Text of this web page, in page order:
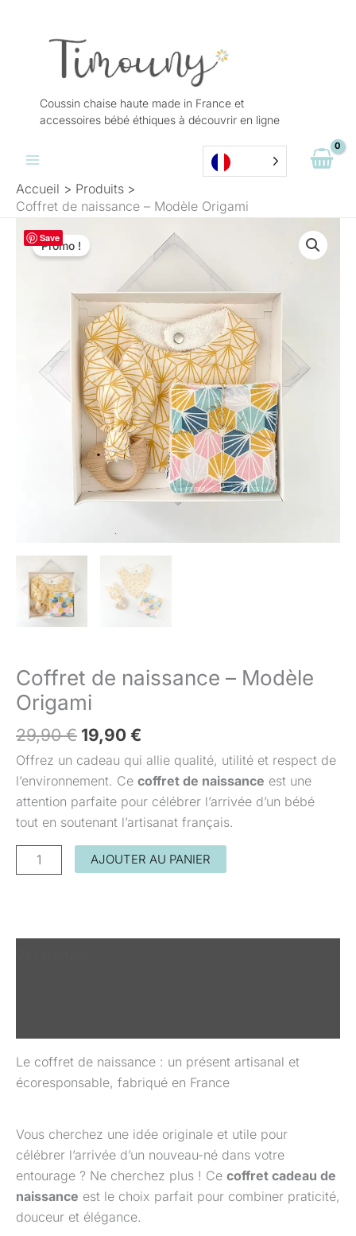
Coussin chaise haute made in France et
accessoires bébé éthiques à découvrir en ligne
Accueil
Produits
Coffret de naissance – Modèle Origami
Promo !
Save
Coffret de naissance – Modèle
Origami
29,90€
prix
était :
29,90 €.
19,90 €
prix
actuel
est :
19,90 €.
Offrez un cadeau qui allie qualité, utilité et respect de
l’environnement. Ce coffret de naissance est une
attention parfaite pour célébrer l’arrivée d’un bébé
tout en soutenant l’artisanat français.
quantité
de
Modèle
Origami
AJOUTER AU PANIER
Le coffret de naissance : un présent artisanal et
écoresponsable, fabriqué en France
Vous cherchez une idée originale et utile pour
célébrer l’arrivée d’un nouveau-né dans votre
entourage ? Ne cherchez plus ! Ce coffret cadeau de
naissance est le choix parfait pour combiner praticité,
douceur et élégance.